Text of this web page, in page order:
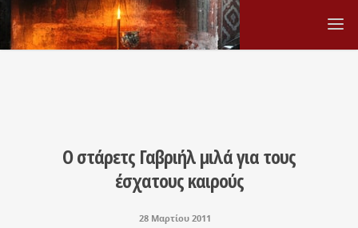
Ο στάρετς Γαβριήλ μιλά για τους
έσχατους καιρούς
28 Μαρτίου 2011